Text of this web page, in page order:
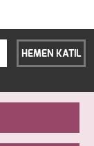
HEMEN KATIL